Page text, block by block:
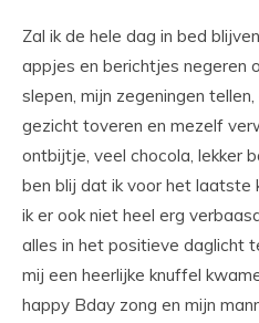
Zal ik de hele dag in bed
appjes en berichtjes negeren
slepen, mijn zegeningen
gezicht toveren en mezelf
ontbijtje, veel chocola, lekker
ben blij dat ik voor het laatste
ik er ook niet heel erg
alles in het positieve daglicht
mij een heerlijke knuffel
happy Bday zong en mijn